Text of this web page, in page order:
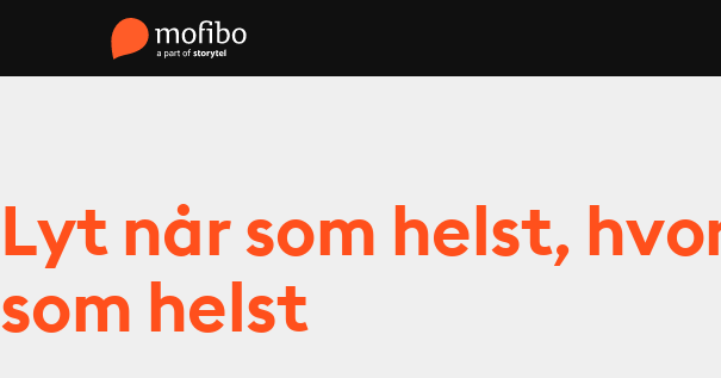
Lyt når som helst,
som helst